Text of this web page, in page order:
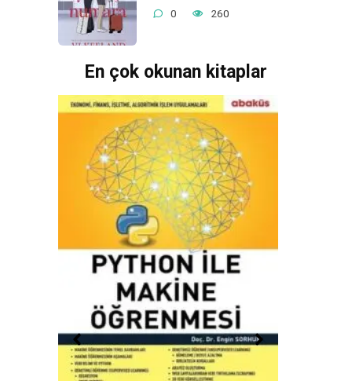
0 260
En çok okunan kitaplar